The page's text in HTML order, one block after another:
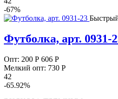
-67%
Футболка, арт. 0931-
Опт: 200 Р 606 Р
Мелкий опт: 730 Р
42
-65.92%